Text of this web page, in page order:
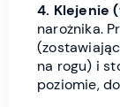
4. Klejenie
narożnika.
na rogu) i
poziomie,